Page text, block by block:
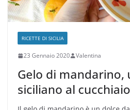
RICETTE DI SICILIA
23 Gennaio 2020 Valentina
Gelo di mandarino,
siciliano al cucchiaio